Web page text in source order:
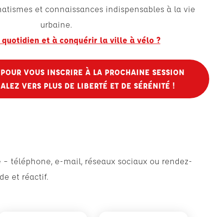
et connaissances indispensables à la vie
urbaine.
et à conquérir la ville à vélo ?
VOUS INSCRIRE À LA PROCHAINE SESSION
VERS PLUS DE LIBERTÉ ET DE SÉRÉNITÉ !
téléphone, e-mail, réseaux sociaux ou rendez-
et réactif.